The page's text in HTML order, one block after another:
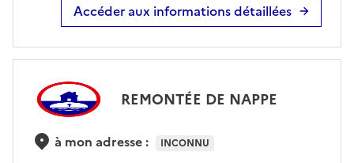
Accéder aux informations détaillées
REMONTÉE DE NAPPE
à mon adresse : INCONNU